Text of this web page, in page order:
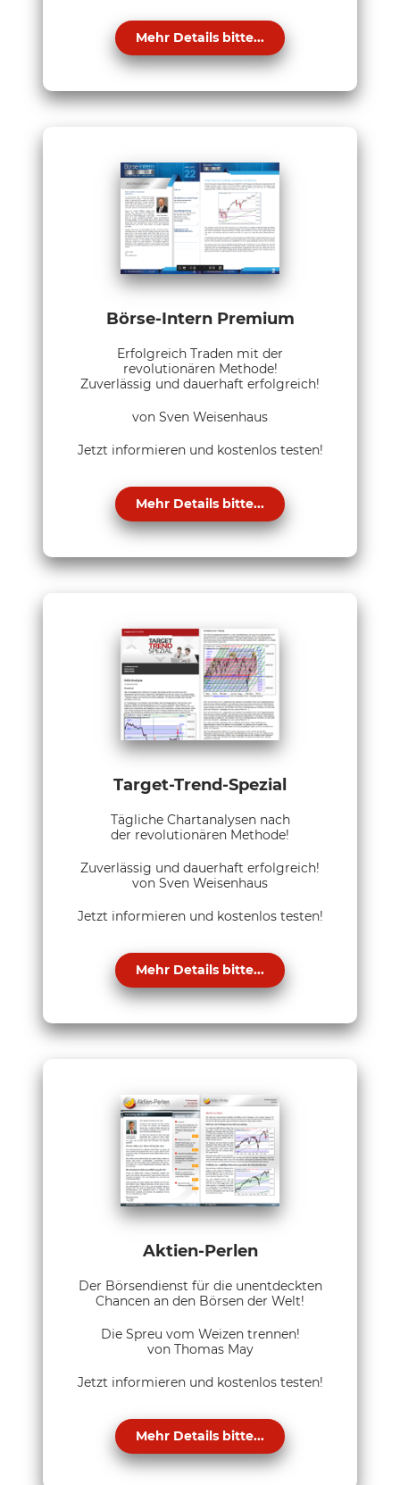
Mehr Details bitte...
Börse-Intern Premium
Erfolgreich Traden mit der
revolutionären Methode!
Zuverlässig und dauerhaft erfolgreich!
von Sven Weisenhaus
Jetzt informieren und kostenlos testen!
Mehr Details bitte...
Target-Trend-Spezial
Tägliche Chartanalysen nach
der revolutionären Methode!
Zuverlässig und dauerhaft erfolgreich!
von Sven Weisenhaus
Jetzt informieren und kostenlos testen!
Mehr Details bitte...
Aktien-Perlen
Der Börsendienst für die unentdeckten
Chancen an den Börsen der Welt!
Die Spreu vom Weizen trennen!
von Thomas May
Jetzt informieren und kostenlos testen!
Mehr Details bitte...